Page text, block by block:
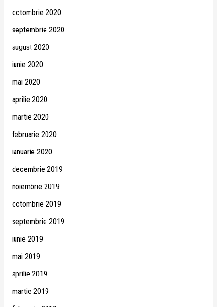
octombrie 2020
septembrie 2020
august 2020
iunie 2020
mai 2020
aprilie 2020
martie 2020
februarie 2020
ianuarie 2020
decembrie 2019
noiembrie 2019
octombrie 2019
septembrie 2019
iunie 2019
mai 2019
aprilie 2019
martie 2019